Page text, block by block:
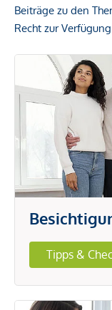
Beiträge zu den
Recht zur
Tipps &